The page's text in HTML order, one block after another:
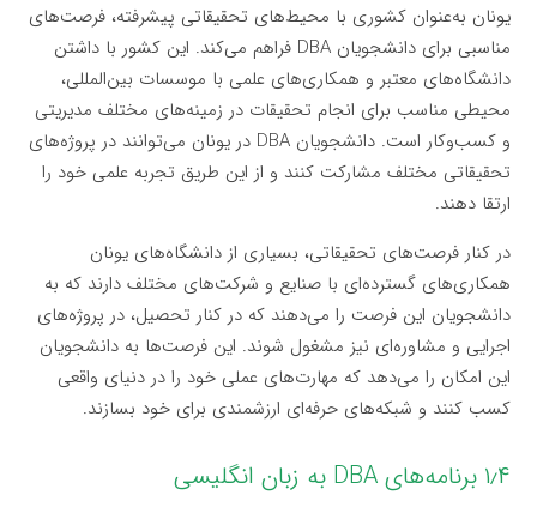
یونان به‌عنوان کشوری با محیط‌های تحقیقاتی پیشرفته، فرصت‌های
مناسبی برای دانشجویان DBA فراهم می‌کند. این کشور با داشتن
دانشگاه‌های معتبر و همکاری‌های علمی با موسسات بین‌المللی،
محیطی مناسب برای انجام تحقیقات در زمینه‌های مختلف مدیریتی
و کسب‌وکار است. دانشجویان DBA در یونان می‌توانند در پروژه‌های
تحقیقاتی مختلف مشارکت کنند و از این طریق تجربه علمی خود را
ارتقا دهند.
در کنار فرصت‌های تحقیقاتی، بسیاری از دانشگاه‌های یونان
همکاری‌های گسترده‌ای با صنایع و شرکت‌های مختلف دارند که به
دانشجویان این فرصت را می‌دهند که در کنار تحصیل، در پروژه‌های
اجرایی و مشاوره‌ای نیز مشغول شوند. این فرصت‌ها به دانشجویان
این امکان را می‌دهد که مهارت‌های عملی خود را در دنیای واقعی
کسب کنند و شبکه‌های حرفه‌ای ارزشمندی برای خود بسازند.
۱٫۴ برنامه‌های DBA به زبان انگلیسی